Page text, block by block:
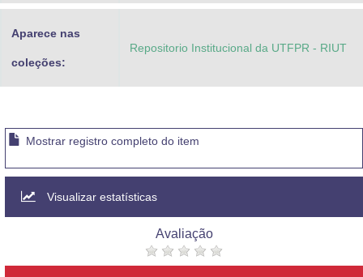
Aparece nas
coleções:
Repositorio Institucional da UTFPR - RIUT
Mostrar registro completo do item
Visualizar estatísticas
Avaliação